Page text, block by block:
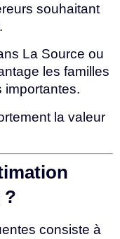
souhaitant
La Source ou
les familles
importantes.
la valeur
?
consiste à